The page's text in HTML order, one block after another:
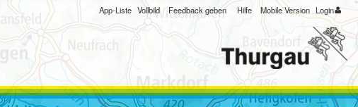
App-Liste Vollbild Feedback geben Hilfe Mobile Version Login